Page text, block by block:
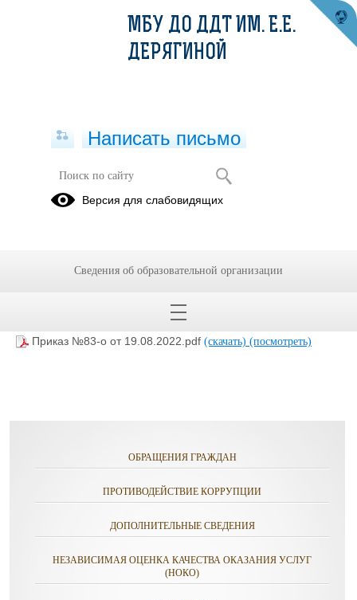
Приказ об осуществлении услуги
"Запись на обучение по
Приказ №83-о от 19.08.2022.pdf (скачать) (посмотреть)
ОБРАЩЕНИЯ ГРАЖДАН
ПРОТИВОДЕЙСТВИЕ КОРРУПЦИИ
ДОПОЛНИТЕЛЬНЫЕ СВЕДЕНИЯ
НЕЗАВИСИМАЯ ОЦЕНКА КАЧЕСТВА ОКАЗАНИЯ УСЛУГ
(НОКО)
МБУ ДО ДДТ ИМ. Е.Е.
ДЕРЯГИНОЙ
Написать письмо
Версия для слабовидящих
Сведения об образовательной организации